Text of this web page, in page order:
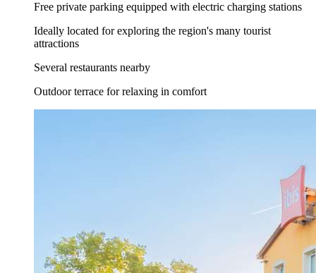
Free private parking equipped with electric charging stations
Ideally located for exploring the region's many tourist
attractions
Several restaurants nearby
Outdoor terrace for relaxing in comfort